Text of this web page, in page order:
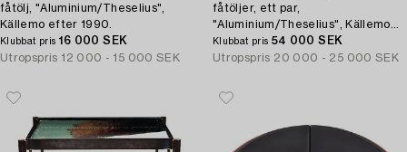
fåtölj, "Aluminium/Theselius",
Källemo efter 1990.
Klubbat pris 16 000 SEK
Utropspris 12 000 - 15 000 SEK
fåtöljer, ett par,
"Aluminium/Theselius", Källemo
efter 1990.
Klubbat pris 54 000 SEK
Utropspris 20 000 - 25 000 SEK